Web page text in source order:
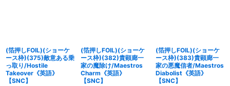
(箔押しFOIL)(ショーケ
ース枠)(375)敵意ある乗
っ取り/Hostile
Takeover《英語》
【SNC】
(箔押しFOIL)(ショーケ
ース枠)(382)貴顕廊一
家の魔除け/Maestros
Charm《英語》
【SNC】
(箔押しFOIL)(ショーケ
ース枠)(383)貴顕廊一
家の悪魔信者/Maestros
Diabolist《英語》
【SNC】